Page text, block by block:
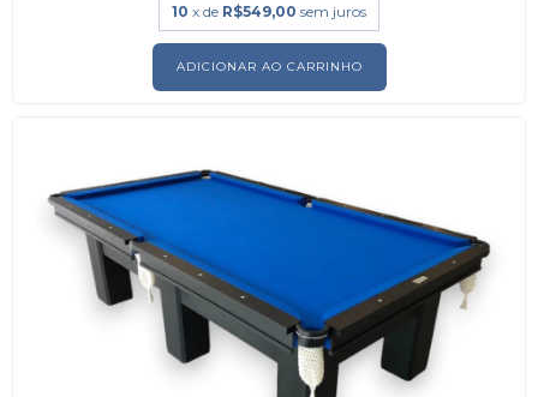
10 x de R$549,00 sem juros
ADICIONAR AO CARRINHO